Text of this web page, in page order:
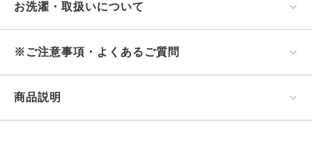
お洗濯・取扱いについて
※ご注意事項・よくあるご質問
商品説明